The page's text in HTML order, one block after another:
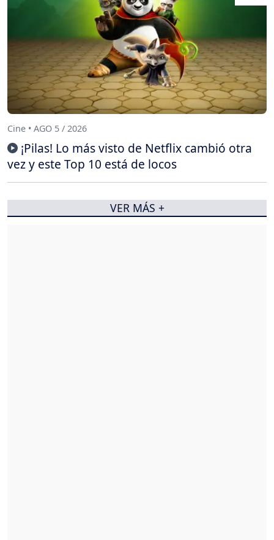
Cine • AGO 5 / 2026
¡Pilas! Lo más visto de Netflix cambió otra
vez y este Top 10 está de locos
VER MÁS +